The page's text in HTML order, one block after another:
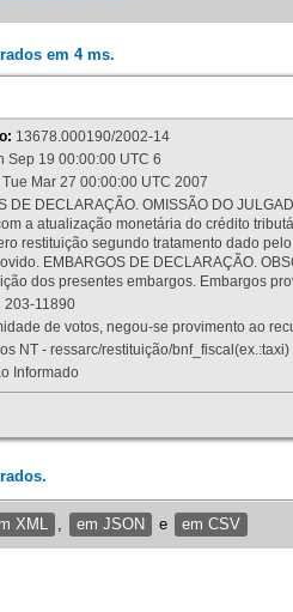
em 4 ms.
13678.000190/2002-14
Sep 19 00:00:00 UTC 6
Tue Mar 27 00:00:00 UTC 2007
DE DECLARAÇÃO. OMISSÃO DO
a atualização monetária do crédito
restituição segundo tratamento dado
EMBARGOS DE DECLARAÇÃO.
dos presentes embargos. Embargos
203-11890
de votos, negou-se provimento ao
NT - ressarc/restituição/bnf_fiscal(ex.:taxi)
Informado
XML em JSON e em CSV